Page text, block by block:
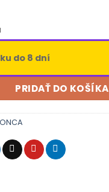
do 8 dní
PRIDAŤ DO KOŠÍKA